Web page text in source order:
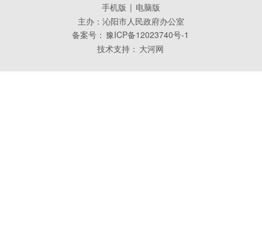
手机版 | 电脑版
主办：沁阳市人民政府办公室
备案号： 豫ICP备12023740号-1
技术支持： 大河网